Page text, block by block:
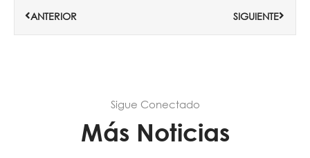
ANTERIOR SIGUIENTE
Sigue Conectado
Más Noticias